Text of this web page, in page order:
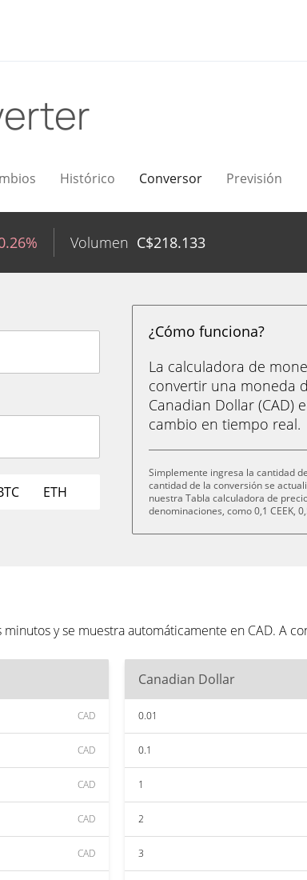
Histórico Conversor Previsión
Volumen C$218.133
ETH
¿Cómo funciona?
La calculadora de
convertir una moneda
Canadian Dollar (CAD)
cambio en tiempo real.
Simplemente ingresa la cantidad
cantidad de la conversión se
nuestra Tabla calculadora de
denominaciones, como 0,1 CEEK,
y se muestra automáticamente en CAD. A
CAD
CAD
CAD
CAD
CAD
Canadian Dollar
0.01
0.1
1
2
3